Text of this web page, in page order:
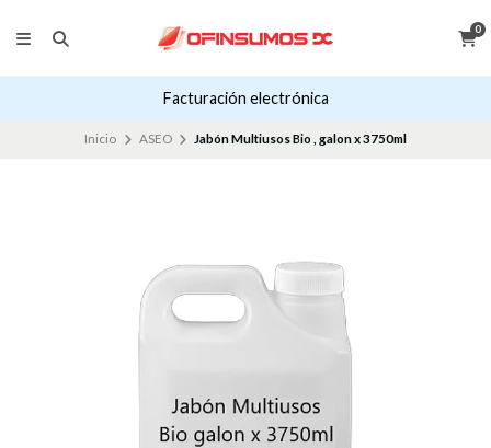
0
Facturación electrónica
Inicio ASEO Jabón Multiusos Bio , galon x 3750ml